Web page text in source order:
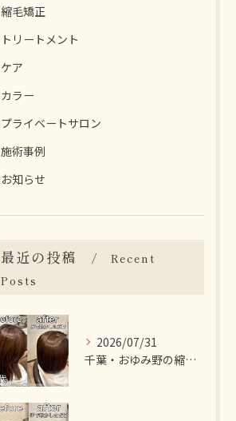
縮毛矯正
トリートメント
ケア
カラー
プライベートサロン
施術事例
お知らせ
最近の投稿
Recent
Posts
2026/07/31
千葉・おゆみ野の縮毛矯正・髪質改善特化美容師の真野あゆみです...